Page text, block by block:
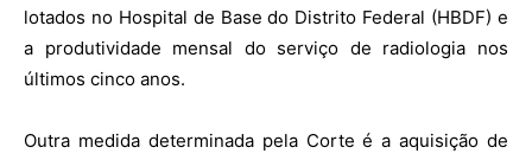
lotados no Hospital de Base do Distrito Federal (HBDF) e
a produtividade mensal do serviço de radiologia nos
últimos cinco anos.
Outra medida determinada pela Corte é a aquisição de